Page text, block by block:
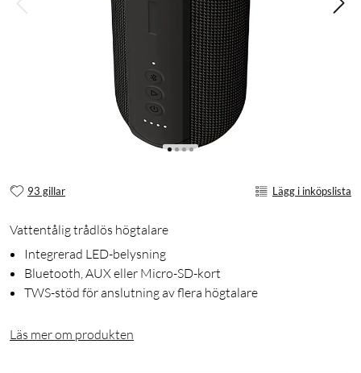
93 gillar Lägg i inköpslista
Vattentålig trådlös högtalare
Integrerad LED-belysning
Bluetooth, AUX eller Micro-SD-kort
TWS-stöd för anslutning av flera högtalare
Läs mer om produkten